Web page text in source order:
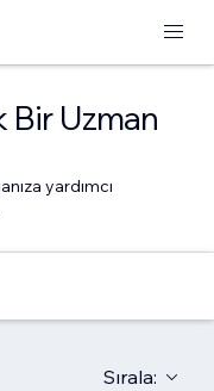
Bir Uzman
yardımcı
Sırala: